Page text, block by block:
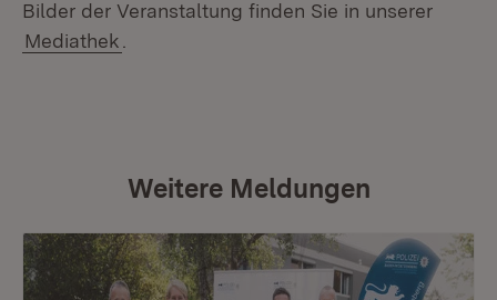
Bilder der Veranstaltung finden Sie in unserer
Mediathek
Weitere Meldungen